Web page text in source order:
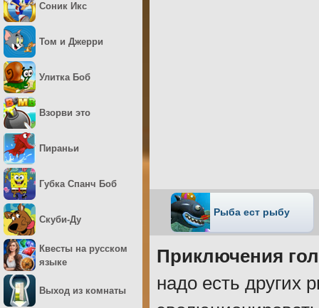
Рыба ест рыбу
Приключения
надо есть других
Соник Икс
Том и Джерри
Улитка Боб
Взорви это
Пираньи
Губка Спанч Боб
Скуби-Ду
Квесты на русском
языке
Выход из комнаты